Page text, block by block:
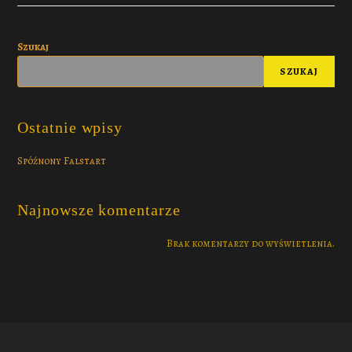
Szukaj
SZUKAJ
Ostatnie wpisy
Spóźnony Falstart
Najnowsze komentarze
Brak komentarzy do wyświetlenia.